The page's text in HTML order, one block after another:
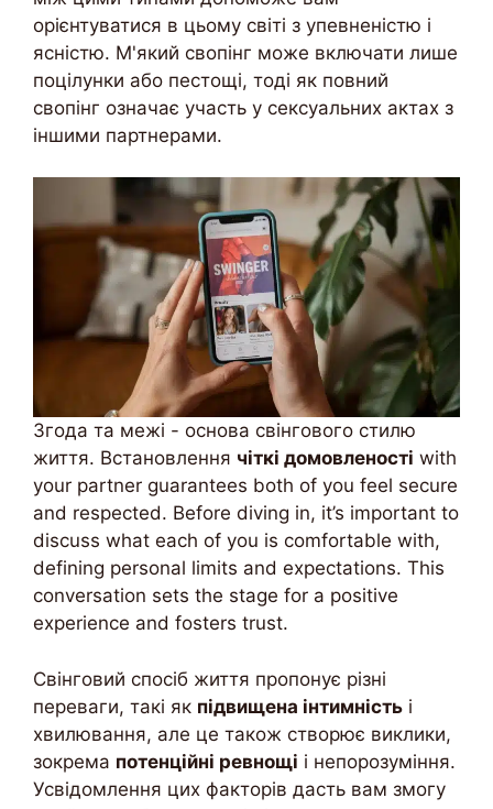
орієнтуватися в цьому світі з упевненістю і
ясністю. М'який свопінг може включати лише
поцілунки або пестощі, тоді як повний
свопінг означає участь у сексуальних актах з
іншими партнерами.
Згода та межі - основа свінгового стилю
життя. Встановлення чіткі домовленості with
your partner guarantees both of you feel secure
and respected. Before diving in, it’s important to
discuss what each of you is comfortable with,
defining personal limits and expectations. This
conversation sets the stage for a positive
experience and fosters trust.
Свінговий спосіб життя пропонує різні
переваги, такі як підвищена інтимність і
хвилювання, але це також створює виклики,
зокрема потенційні ревнощі і непорозуміння.
Усвідомлення цих факторів дасть вам змогу